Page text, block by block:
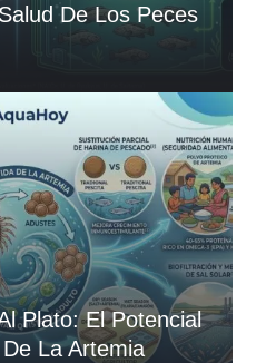
De Los Peces
Plato: El Potencial
La Artemia